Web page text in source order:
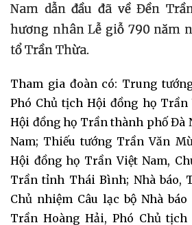
Nam dẫn đầu đã về Đền
hương nhân Lễ giỗ 790 năm
tổ Trần Thừa.
Tham gia đoàn có: Trung
Phó Chủ tịch Hội đồng họ Trần
Hội đồng họ Trần thành phố Đà
Nam; Thiếu tướng Trần Văn
Hội đồng họ Trần Việt Nam,
Trần tỉnh Thái Bình; Nhà báo,
Chủ nhiệm Câu lạc bộ Nhà
Trần Hoàng Hải, Phó Chủ